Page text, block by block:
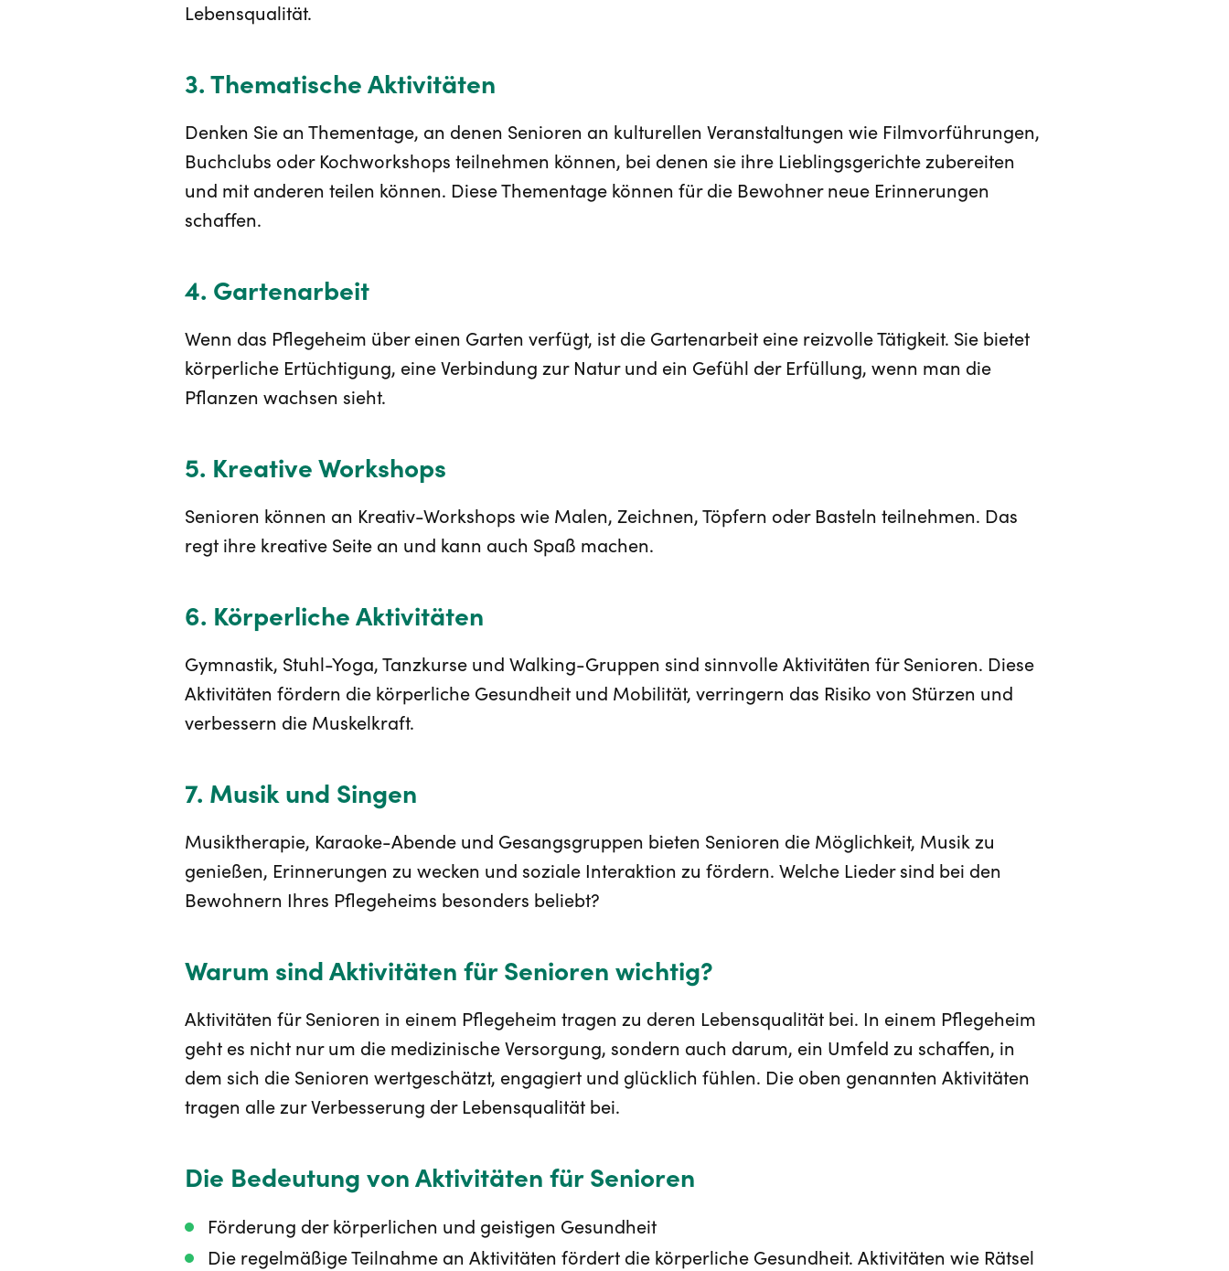
Lebensqualität.
3. Thematische Aktivitäten
Denken Sie an Thementage, an denen Senioren an kulturellen Veranstaltungen wie Filmvorführungen,
Buchclubs oder Kochworkshops teilnehmen können, bei denen sie ihre Lieblingsgerichte zubereiten
und mit anderen teilen können. Diese Thementage können für die Bewohner neue Erinnerungen
schaffen.
4. Gartenarbeit
Wenn das Pflegeheim über einen Garten verfügt, ist die Gartenarbeit eine reizvolle Tätigkeit. Sie bietet
körperliche Ertüchtigung, eine Verbindung zur Natur und ein Gefühl der Erfüllung, wenn man die
Pflanzen wachsen sieht.
5. Kreative Workshops
Senioren können an Kreativ-Workshops wie Malen, Zeichnen, Töpfern oder Basteln teilnehmen. Das
regt ihre kreative Seite an und kann auch Spaß machen.
6. Körperliche Aktivitäten
Gymnastik, Stuhl-Yoga, Tanzkurse und Walking-Gruppen sind sinnvolle Aktivitäten für Senioren. Diese
Aktivitäten fördern die körperliche Gesundheit und Mobilität, verringern das Risiko von Stürzen und
verbessern die Muskelkraft.
7. Musik und Singen
Musiktherapie, Karaoke-Abende und Gesangsgruppen bieten Senioren die Möglichkeit, Musik zu
genießen, Erinnerungen zu wecken und soziale Interaktion zu fördern. Welche Lieder sind bei den
Bewohnern Ihres Pflegeheims besonders beliebt?
Warum sind Aktivitäten für Senioren wichtig?
Aktivitäten für Senioren in einem Pflegeheim tragen zu deren Lebensqualität bei. In einem Pflegeheim
geht es nicht nur um die medizinische Versorgung, sondern auch darum, ein Umfeld zu schaffen, in
dem sich die Senioren wertgeschätzt, engagiert und glücklich fühlen. Die oben genannten Aktivitäten
tragen alle zur Verbesserung der Lebensqualität bei.
Die Bedeutung von Aktivitäten für Senioren
Förderung der körperlichen und geistigen Gesundheit
Die regelmäßige Teilnahme an Aktivitäten fördert die körperliche Gesundheit. Aktivitäten wie Rätsel